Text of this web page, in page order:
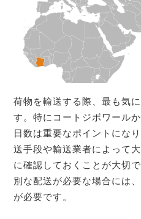
荷物を輸送する際、最も気
す。特にコートジボワール
日数は重要なポイントにな
送手段や輸送業者によって
に確認しておくことが大切
別な配送が必要な場合には
が必要です。